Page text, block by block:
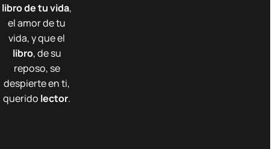
libro de tu vida,
el amor de tu
vida, y que el
libro, de su
reposo, se
despierte en ti,
querido lector.